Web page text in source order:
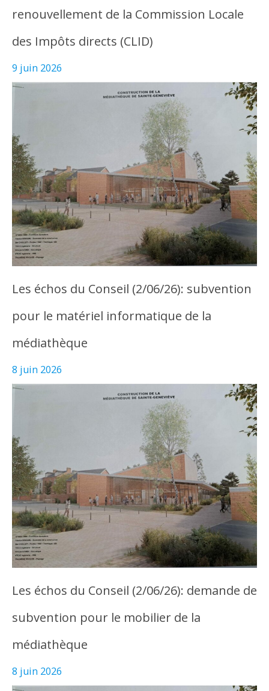
renouvellement de la Commission Locale
des Impôts directs (CLID)
9 juin 2026
Les échos du Conseil (2/06/26): subvention
pour le matériel informatique de la
médiathèque
8 juin 2026
Les échos du Conseil (2/06/26): demande de
subvention pour le mobilier de la
médiathèque
8 juin 2026